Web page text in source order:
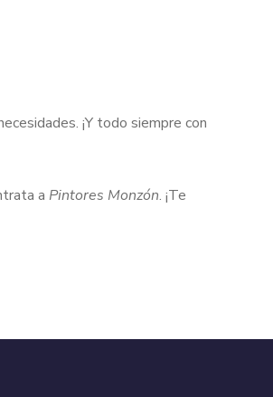
¡Y todo siempre con
a Pintores Monzón. ¡Te